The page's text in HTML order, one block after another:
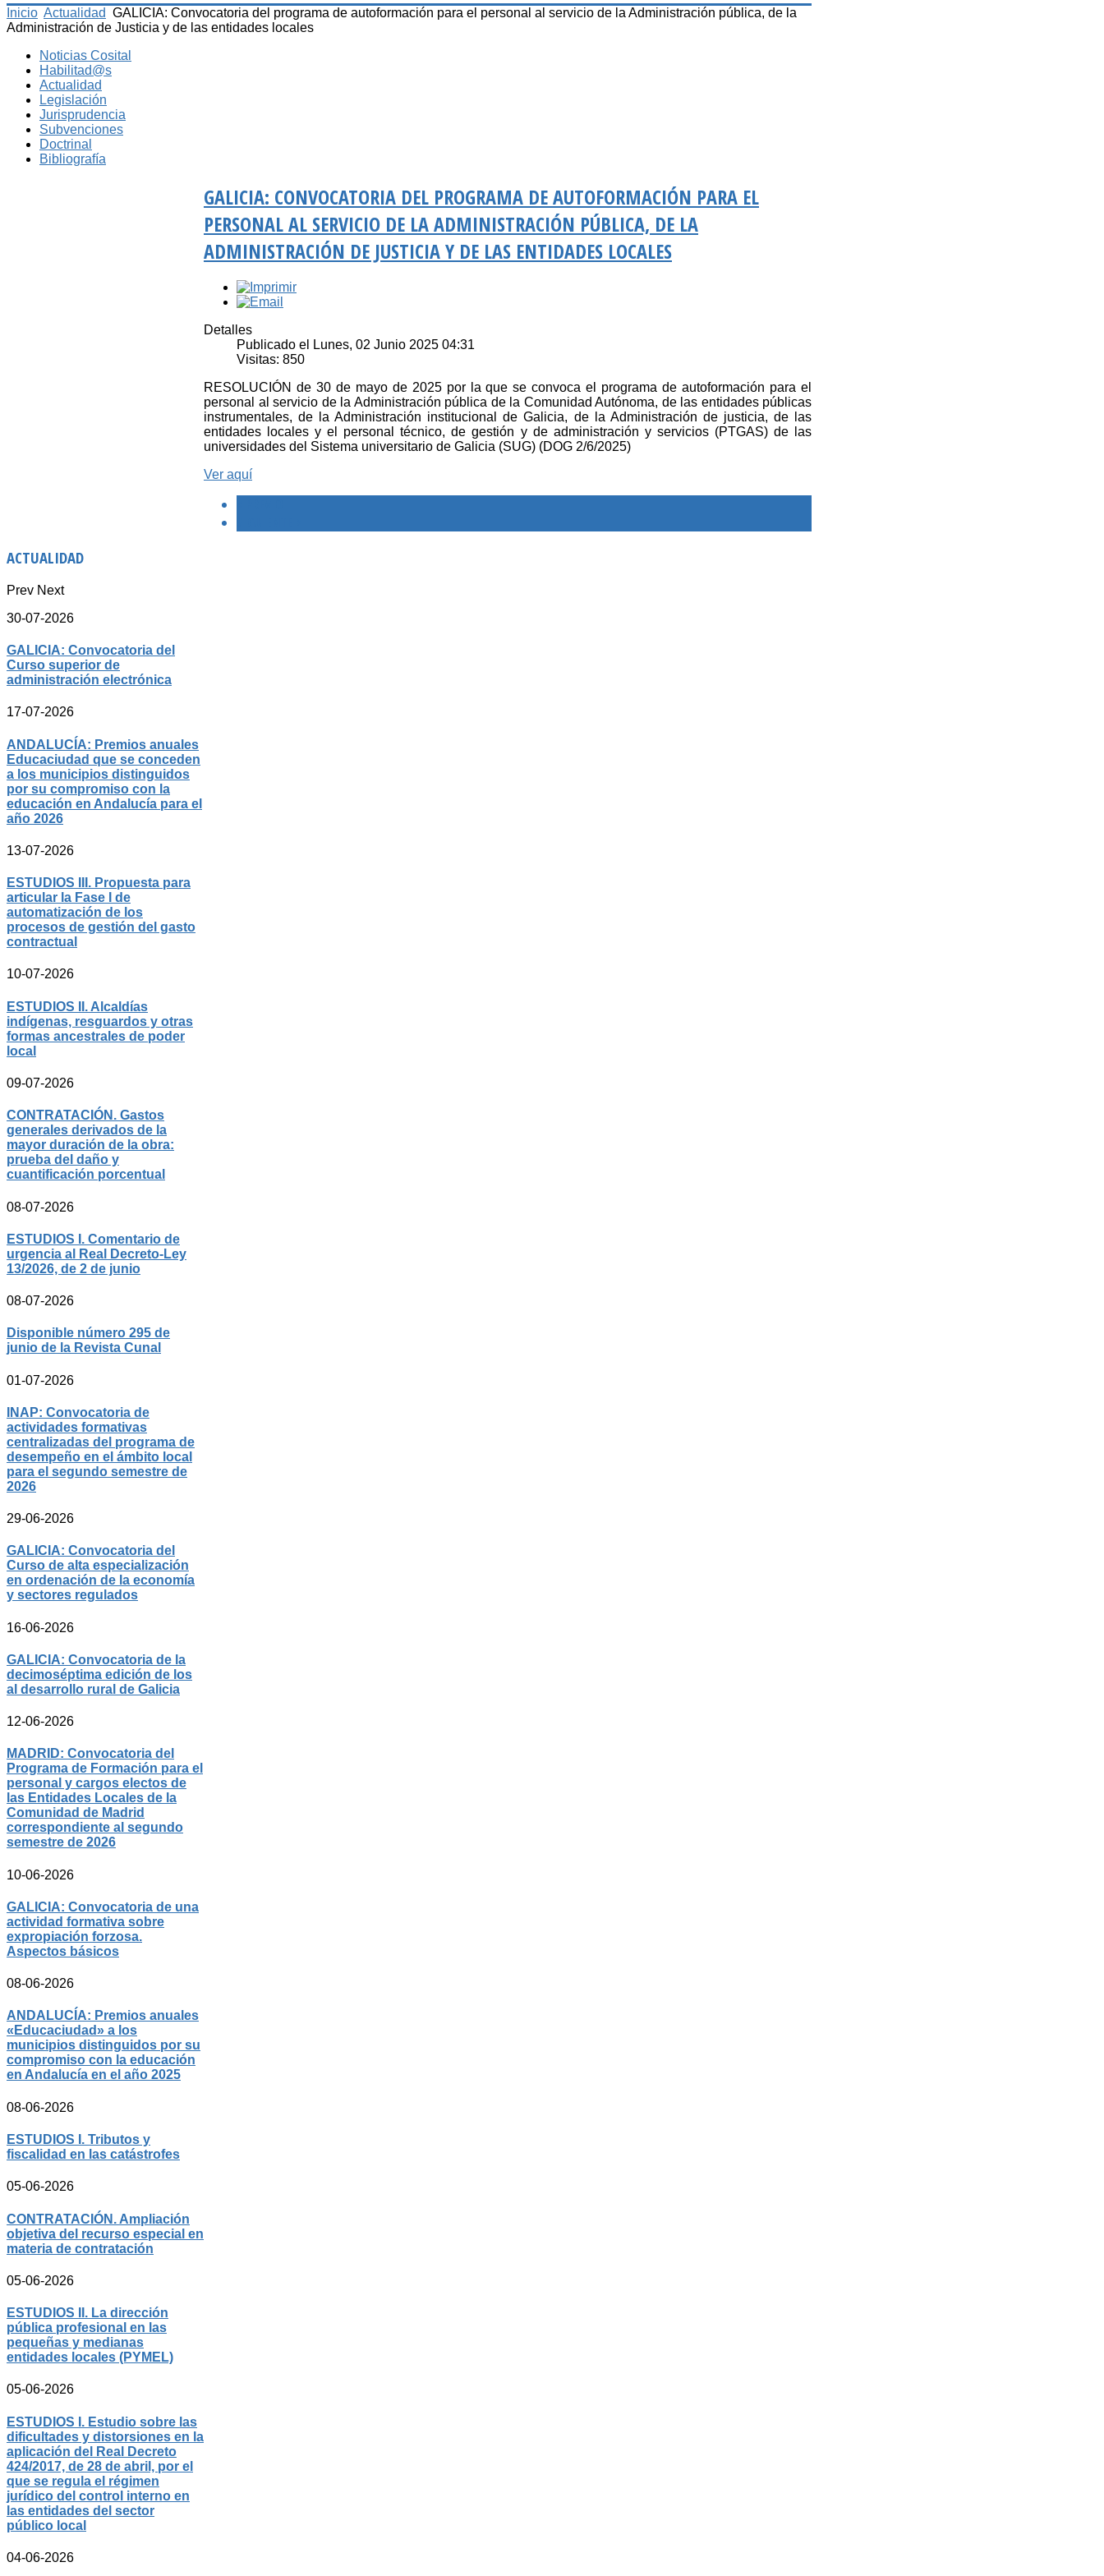
Inicio Actualidad GALICIA: Convocatoria del programa de autoformación para el personal al servicio de la Administración pública, de la
Administración de Justicia y de las entidades locales
Noticias Cosital
Habilitad@s
Actualidad
Legislación
Jurisprudencia
Subvenciones
Doctrinal
Bibliografía
GALICIA: CONVOCATORIA DEL PROGRAMA DE AUTOFORMACIÓN PARA EL
PERSONAL AL SERVICIO DE LA ADMINISTRACIÓN PÚBLICA, DE LA
ADMINISTRACIÓN DE JUSTICIA Y DE LAS ENTIDADES LOCALES
Detalles
Publicado el Lunes, 02 Junio 2025 04:31
Visitas: 850
RESOLUCIÓN de 30 de mayo de 2025 por la que se convoca el programa de autoformación para el
personal al servicio de la Administración pública de la Comunidad Autónoma, de las entidades públicas
instrumentales, de la Administración institucional de Galicia, de la Administración de justicia, de las
entidades locales y el personal técnico, de gestión y de administración y servicios (PTGAS) de las
universidades del Sistema universitario de Galicia (SUG) (DOG 2/6/2025)
Ver aquí
ACTUALIDAD
Prev Next
30-07-2026
GALICIA: Convocatoria del
Curso superior de
administración electrónica
17-07-2026
ANDALUCÍA: Premios anuales
Educaciudad que se conceden
a los municipios distinguidos
por su compromiso con la
educación en Andalucía para el
año 2026
13-07-2026
ESTUDIOS III. Propuesta para
articular la Fase I de
automatización de los
procesos de gestión del gasto
contractual
10-07-2026
ESTUDIOS II. Alcaldías
indígenas, resguardos y otras
formas ancestrales de poder
local
09-07-2026
CONTRATACIÓN. Gastos
generales derivados de la
mayor duración de la obra:
prueba del daño y
cuantificación porcentual
08-07-2026
ESTUDIOS I. Comentario de
urgencia al Real Decreto-Ley
13/2026, de 2 de junio
08-07-2026
Disponible número 295 de
junio de la Revista Cunal
01-07-2026
INAP: Convocatoria de
actividades formativas
centralizadas del programa de
desempeño en el ámbito local
para el segundo semestre de
2026
29-06-2026
GALICIA: Convocatoria del
Curso de alta especialización
en ordenación de la economía
y sectores regulados
16-06-2026
GALICIA: Convocatoria de la
decimoséptima edición de los
al desarrollo rural de Galicia
12-06-2026
MADRID: Convocatoria del
Programa de Formación para el
personal y cargos electos de
las Entidades Locales de la
Comunidad de Madrid
correspondiente al segundo
semestre de 2026
10-06-2026
GALICIA: Convocatoria de una
actividad formativa sobre
expropiación forzosa.
Aspectos básicos
08-06-2026
ANDALUCÍA: Premios anuales
«Educaciudad» a los
municipios distinguidos por su
compromiso con la educación
en Andalucía en el año 2025
08-06-2026
ESTUDIOS I. Tributos y
fiscalidad en las catástrofes
05-06-2026
CONTRATACIÓN. Ampliación
objetiva del recurso especial en
materia de contratación
05-06-2026
ESTUDIOS II. La dirección
pública profesional en las
pequeñas y medianas
entidades locales (PYMEL)
05-06-2026
ESTUDIOS I. Estudio sobre las
dificultades y distorsiones en la
aplicación del Real Decreto
424/2017, de 28 de abril, por el
que se regula el régimen
jurídico del control interno en
las entidades del sector
público local
04-06-2026